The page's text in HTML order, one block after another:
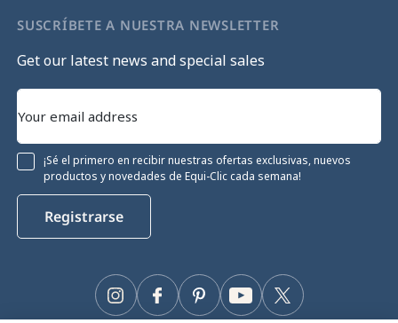
SUSCRÍBETE A NUESTRA NEWSLETTER
Get our latest news and special sales
¡Sé el primero en recibir nuestras ofertas exclusivas, nuevos
productos y novedades de Equi-Clic cada semana!
Registrarse
Facebook Twitter
YouTube
Pinterest
Instagram